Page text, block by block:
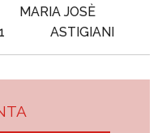
MARIA JOSÈ
ASTIGIANI